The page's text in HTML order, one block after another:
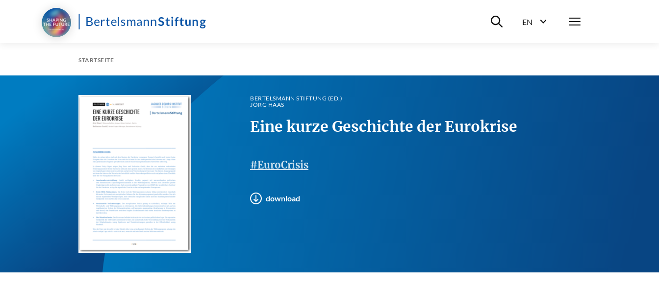
Suche ein-/ausblenden
EN
Menü
STARTSEITE
BERTELSMANN STIFTUNG (ED.)
JÖRG HAAS
Eine kurze Geschichte der Eurokrise
#EuroCrisis
download